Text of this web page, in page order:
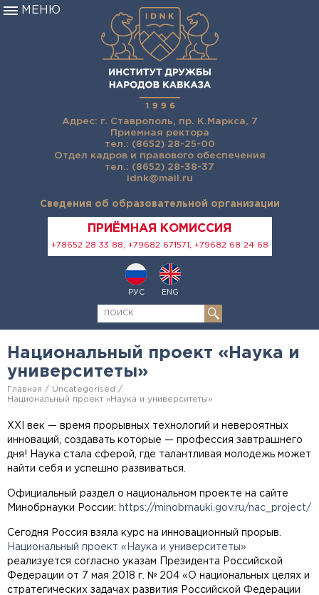
Адрес: г. Ставрополь, пр. К.Маркса, 7
Приемная ректора
тел.: (8652) 28-25-00
Отдел кадров и правового обеспечения
тел.: (8652) 28-38-37
idnk@mail.ru
Сведения об образовательной организации
ПРИЁМНАЯ КОМИССИЯ
+78652 28 33 88, +79682 671571, +79682 68 24 68
РУС ENG
МЕНЮ
Национальный проект «Наука и
университеты»
Главная
Uncategorised
Национальный проект «Наука и университеты»
XXI век — время прорывных технологий и невероятных
инноваций, создавать которые — профессия завтрашнего
дня! Наука стала сферой, где талантливая молодежь может
найти себя и успешно развиваться.
Официальный раздел о национальном проекте на сайте
Минобрнауки России: https://minobrnauki.gov.ru/nac_project/
Сегодня Россия взяла курс на инновационный прорыв.
Национальный проект «Наука и университеты»
реализуется согласно указам Президента Российской
Федерации от 7 мая 2018 г. № 204 «О национальных целях и
стратегических задачах развития Российской Федерации